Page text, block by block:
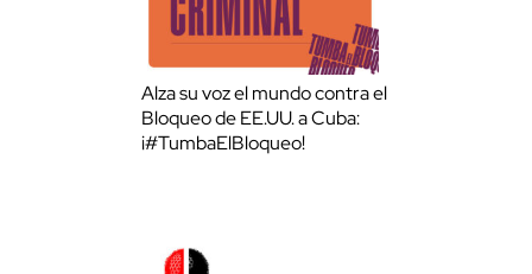
Alza su voz el mundo contra el
Bloqueo de EE.UU. a Cuba:
¡#TumbaElBloqueo!